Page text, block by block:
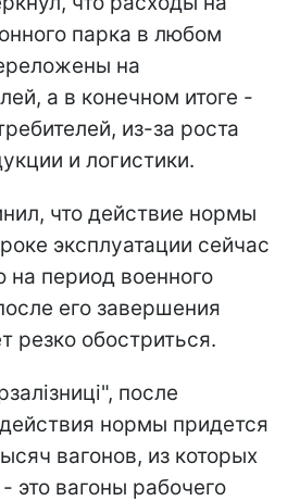
парка в любом
на
а в конечном итоге -
из-за роста
и логистики.
что действие нормы
эксплуатации сейчас
на период военного
его завершения
резко обостриться.
после
нормы придется
вагонов, из которых
это вагоны рабочего